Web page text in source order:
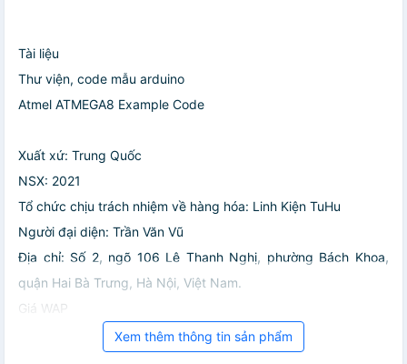
Tài liệu
Thư viện, code mẫu arduino
Atmel ATMEGA8 Example Code
Xuất xứ: Trung Quốc
NSX: 2021
Tổ chức chịu trách nhiệm về hàng hóa: Linh Kiện TuHu
Người đại diện: Trần Văn Vũ
Địa chỉ: Số 2, ngõ 106 Lê Thanh Nghị, phường Bách Khoa,
quận Hai Bà Trưng, Hà Nội, Việt Nam.
Giá WAP
Xem thêm thông tin sản phẩm